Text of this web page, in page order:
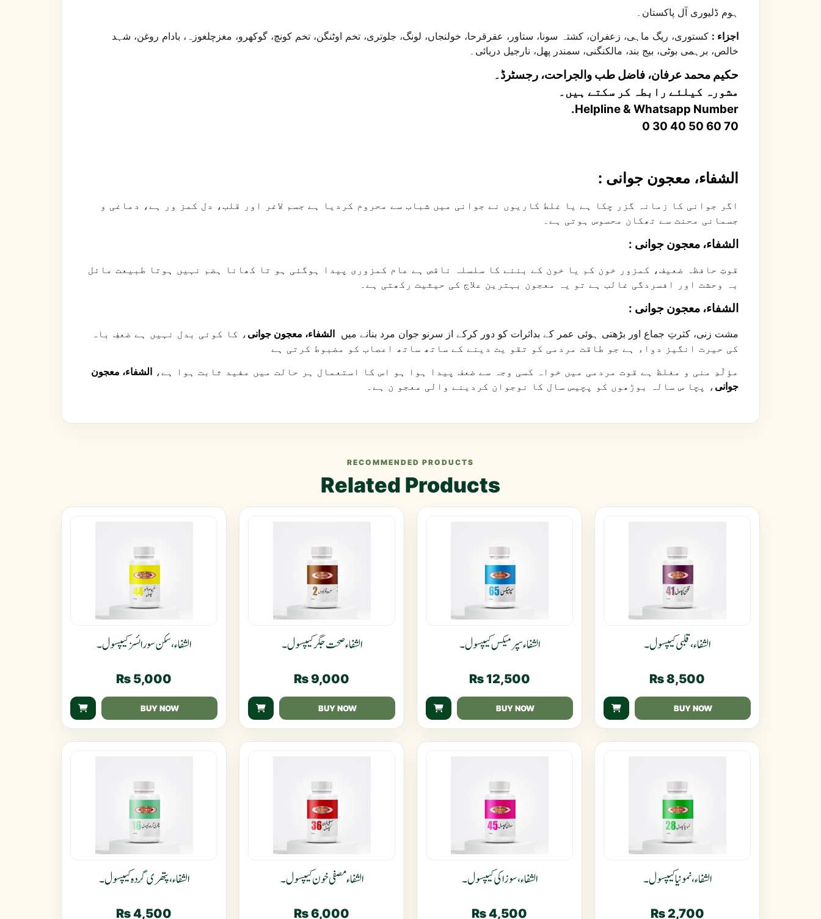
ہوم ڈلیوری آل پاکستان۔
اجزاء : کستوری، ریگ ماہی، زعفران، کشتہ سونا، ستاور، عقرقرحا، خولنجاں، لونگ، جلوتری، تخم اوٹنگن، تخم کونچ، گوکھرو، مغزچلغوزہ، بادام روغن، شہد
خالص، برہمی بوٹی، بیج بند، مالکنگنی، سمندر پھل، نارجیل دریائی۔
حکیم محمد عرفان، فاضل طب والجراحت، رجسٹرڈ۔
مشورہ کیلئے رابطہ کر سکتے ہیں۔
.Helpline & Whatsapp Number
0 30 40 50 60 70
: الشفاء، معجون جوانی
اگر جوانی کا زمانہ گزر چکا ہے یا غلط کاریوں نے جوانی میں شباب سے محروم کردیا ہے جسم لاغر اور قلب، دل کمز ور ہے، دماغی و
جسمانی محنت سے تھکان محسوس ہوتی ہے۔
: الشفاء، معجون جوانی
قوتِ حافظہ ضعیف، کمزور خون کم یا خون کے بننے کا سلسلہ ناقص ہے عام کمزوری پیدا ہوگئی ہو تا کھانا ہضم نہیں ہوتا طبیعت مائل
بہ وحشت اور افسردگی غالب ہے تو یہ معجون بہترین علاج کی حیثیت رکھتی ہے۔
: الشفاء، معجون جوانی
مشت زنی، کثرتِ جماع اور بڑھتی ہوئی عمر کے بداثرات کو دور کرکے از سرنو جوان مرد بنانے میں الشفاء، معجون جوانی ، کا کوئی بدل نہیں ہے ضعفِ باہ
کی حیرت انگیز دواء ہے جو طاقت مردمی کو تقو یت دینے کے ساتھ ساتھ اعصاب کو مضبوط کرتی ہے
مؤلّدِ منی و مغلظ ہے قوت مردمی میں خواہ کسی وجہ سے ضعف پیدا ہوا ہو اس کا استعمال ہر حالت میں مفید ثابت ہوا ہے، الشفاء، معجون
جوانی ، پچا س سالہ بوڑھوں کو پچیس سال کا نوجوان کردینے والی معجو ن ہے۔
RECOMMENDED PRODUCTS
Related Products
الشفاء، سکن سورائسز کیپسول۔
₨ 5,000
BUY NOW
الشفاء صحت جگر کیپسول۔
₨9,000
BUY NOW
الشفاء سپرمیکس کیپسول۔
₨12,500
BUY NOW
الشفاء، قلبی کیپسول۔
₨8,500
BUY NOW
الشفاء، پتھری گردہ کیپسول۔
₨4,500
الشفاء مصفی خون کیپسول۔
₨6,000
الشفاء، سوزاکی کیپسول۔
₨4,500
الشفاء، نمونیا کیپسول۔
₨2,700